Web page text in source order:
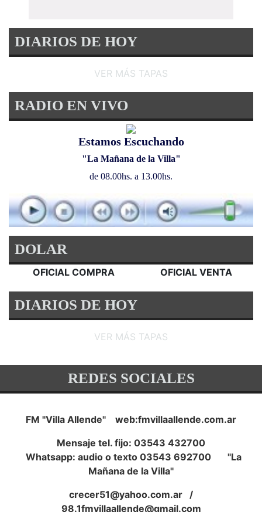
DIARIOS DE HOY
VER MÁS TAPAS
RADIO EN VIVO
Estamos Escuchando
"La Mañana de la Villa"
de 08.00hs. a 13.00hs.
DOLAR
OFICIAL COMPRA OFICIAL VENTA
DIARIOS DE HOY
VER MÁS TAPAS
REDES SOCIALES
FM "Villa Allende" web:fmvillaallende.com.ar
Mensaje tel. fijo: 03543 432700
Whatsapp: audio o texto 03543 692700 "La
Mañana de la Villa"
crecer51@yahoo.com.ar /
98.1fmvillaallende@gmail.com